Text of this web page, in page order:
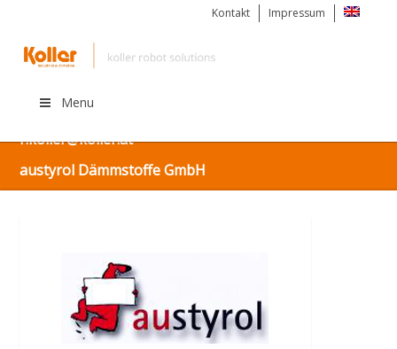
Impressum
Kontakt
Menu
r.koller@koller.at
austyrol Dämmstoffe GmbH